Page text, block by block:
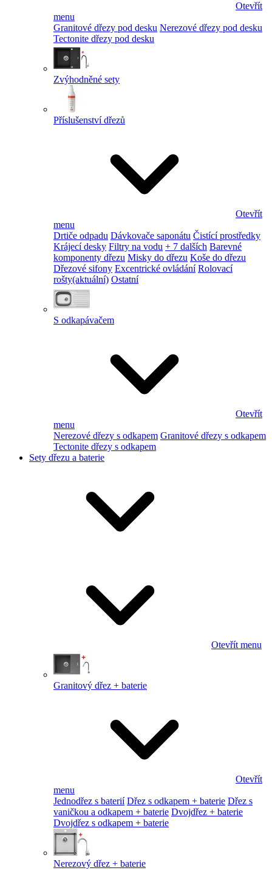
Otevřít
menu
Granitové dřezy pod desku Nerezové dřezy pod desku
Tectonite dřezy pod desku
Zvýhodněné sety
Příslušenství dřezů
Otevřít
menu
Drtiče odpadu Dávkovače saponátu Čistící prostředky
Krájecí desky Filtry na vodu + 7 dalších Barevné
komponenty dřezu Misky do dřezu Koše do dřezu
Dřezové sifony Excentrické ovládání Rolovací
rošty(aktuální) Ostatní
S odkapávačem
Otevřít
menu
Nerezové dřezy s odkapem Granitové dřezy s odkapem
Tectonite dřezy s odkapem
Sety dřezu a baterie
Otevřít menu
Granitový dřez + baterie
Otevřít
menu
Jednodřez s baterií Dřez s odkapem + baterie Dřez s
vaničkou a odkapem + baterie Dvojdřez + baterie
Dvojdřez s odkapem + baterie
Nerezový dřez + baterie